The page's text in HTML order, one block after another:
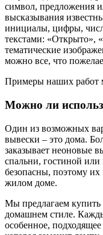
символ, предложения
высказывания
инициалы, цифры,
текстами: «Открыто»,
тематические
можно все, что
Примеры наших работ
Можно ли
Один из возможных
вывески – это дома.
заказывает неоновые
спальни, гостиной
безопасны, поэтому их
жилом доме.
Мы предлагаем
домашнем стиле.
особенное,